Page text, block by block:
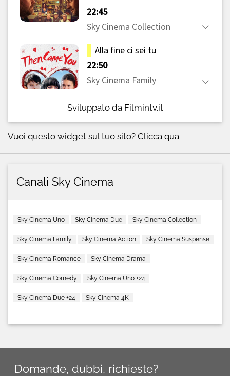
Sviluppato da Filmintv.it
Vuoi questo widget sul tuo sito? Clicca qua
Canali Sky Cinema
Sky Cinema Uno Sky Cinema Due Sky Cinema Collection
Sky Cinema Family Sky Cinema Action Sky Cinema Suspense
Sky Cinema Romance Sky Cinema Drama
Sky Cinema Comedy Sky Cinema Uno +24
Sky Cinema Due +24 Sky Cinema 4K
Domande, dubbi, richieste?